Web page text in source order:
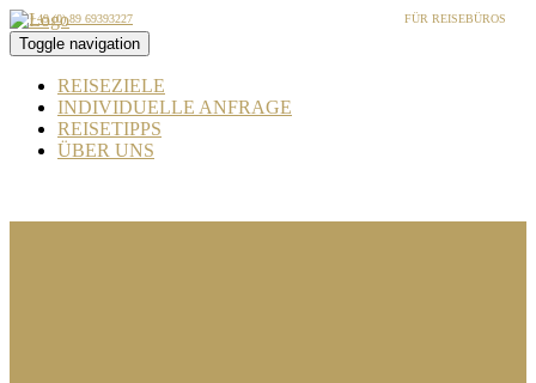
+49 (0) 89 69393227 FÜR REISEBÜROS
Toggle navigation
REISEZIELE
INDIVIDUELLE ANFRAGE
REISETIPPS
ÜBER UNS